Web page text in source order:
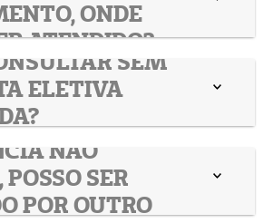
ONDE
ATENDIDO?
SEM
ELETIVA
MÉDICO DE
NÃO
SER
POR OUTRO